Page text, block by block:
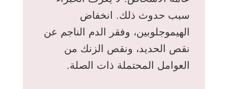
سبب حدوث ذلك. انخفاض
الهيموجلوبين، وفقر الدم الناجم عن
نقص الحديد، ونقص الزنك من
العوامل المحتملة ذات الصلة.